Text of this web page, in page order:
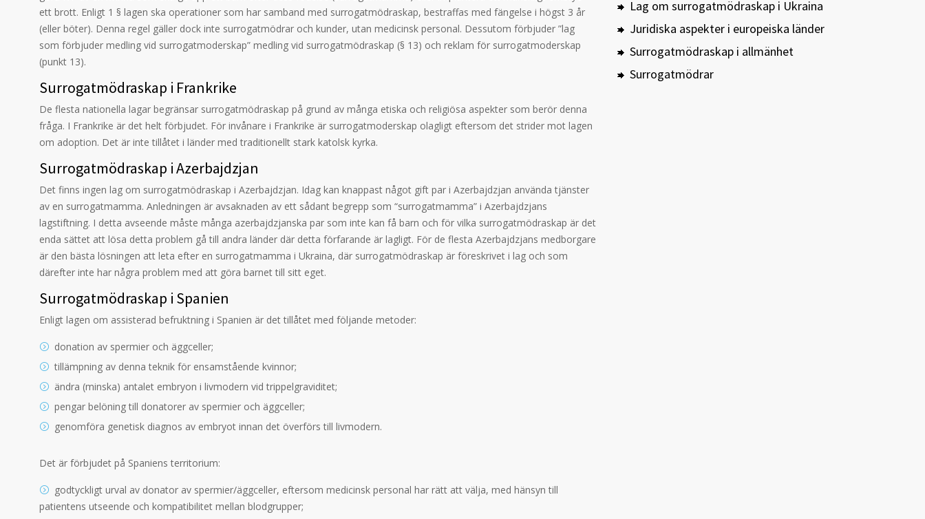
ett brott. Enligt 1 § lagen ska operationer som har samband med surrogatmödraskap, bestraffas med fängelse i högst 3 år
(eller böter). Denna regel gäller dock inte surrogatmödrar och kunder, utan medicinsk personal. Dessutom förbjuder ”lag
som förbjuder medling vid surrogatmoderskap” medling vid surrogatmödraskap (§ 13) och reklam för surrogatmoderskap
(punkt 13).
Surrogatmödraskap i Frankrike
De flesta nationella lagar begränsar surrogatmödraskap på grund av många etiska och religiösa aspekter som berör denna
fråga. I Frankrike är det helt förbjudet. För invånare i Frankrike är surrogatmoderskap olagligt eftersom det strider mot lagen
om adoption. Det är inte tillåtet i länder med traditionellt stark katolsk kyrka.
Surrogatmödraskap i Azerbajdzjan
Det finns ingen lag om surrogatmödraskap i Azerbajdzjan. Idag kan knappast något gift par i Azerbajdzjan använda tjänster
av en surrogatmamma. Anledningen är avsaknaden av ett sådant begrepp som “surrogatmamma” i Azerbajdzjans
lagstiftning. I detta avseende måste många azerbajdzjanska par som inte kan få barn och för vilka surrogatmödraskap är det
enda sättet att lösa detta problem gå till andra länder där detta förfarande är lagligt. För de flesta Azerbajdzjans medborgare
är den bästa lösningen att leta efter en surrogatmamma i Ukraina, där surrogatmödraskap är föreskrivet i lag och som
därefter inte har några problem med att göra barnet till sitt eget.
Surrogatmödraskap i Spanien
Enligt lagen om assisterad befruktning i Spanien är det tillåtet med följande metoder:
donation av spermier och äggceller;
tillämpning av denna teknik för ensamstående kvinnor;
ändra (minska) antalet embryon i livmodern vid trippelgraviditet;
pengar belöning till donatorer av spermier och äggceller;
genomföra genetisk diagnos av embryot innan det överförs till livmodern.
Det är förbjudet på Spaniens territorium:
godtyckligt urval av donator av spermier/äggceller, eftersom medicinsk personal har rätt att välja, med hänsyn till
patientens utseende och kompatibilitet mellan blodgrupper;
Lag om surrogatmödraskap i Ukraina
Juridiska aspekter i europeiska länder
Surrogatmödraskap i allmänhet
Surrogatmödrar